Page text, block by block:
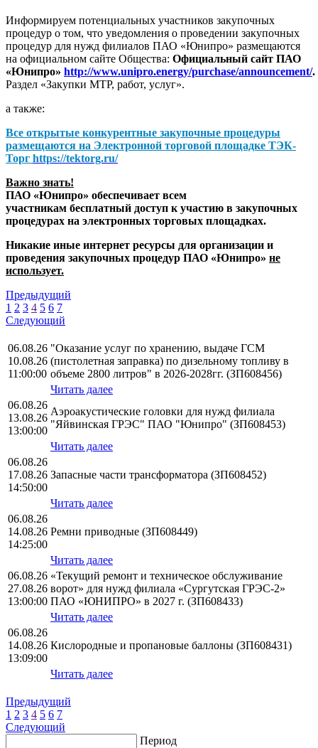
Информируем потенциальных участников закупочных
процедур о том, что уведомления о проведении закупочных
процедур для нужд филиалов ПАО «Юнипро» размещаются
на официальном сайте Общества: Официальный сайт ПАО
«Юнипро» http://www.unipro.energy/purchase/announcement/.
Раздел «Закупки МТР, работ, услуг».
а также:
Все открытые конкурентные закупочные процедуры
размещаются на Электронной торговой площадке ТЭК-
Торг https://tektorg.ru/
Важно знать!
ПАО «Юнипро» обеспечивает всем
участникам бесплатный доступ к участию в закупочных
процедурах на электронных торговых площадках.
Никакие иные интернет ресурсы для организации и
проведения закупочных процедур ПАО «Юнипро» не
использует.
Предыдущий
1 2 3 4 5 6 7
Следующий
06.08.26
10.08.26
11:00:00
"Оказание услуг по хранению, выдаче ГСМ
(пистолетная заправка) по дизельному топливу в
объеме 2800 литров" в 2026-2028гг. (ЗП608456)
Читать далее
06.08.26
13.08.26
13:00:00
Аэроакустические головки для нужд филиала
"Яйвинская ГРЭС" ПАО "Юнипро" (ЗП608453)
Читать далее
06.08.26
17.08.26
14:50:00
Запасные части трансформатора (ЗП608452)
Читать далее
06.08.26
14.08.26
14:25:00
Ремни приводные (ЗП608449)
Читать далее
06.08.26
27.08.26
13:00:00
«Текущий ремонт и техническое обслуживание
ворот» для нужд филиала «Сургутская ГРЭС-2»
ПАО «ЮНИПРО» в 2027 г. (ЗП608433)
Читать далее
06.08.26
14.08.26
13:09:00
Кислородные и пропановые баллоны (ЗП608431)
Читать далее
Предыдущий
1 2 3 4 5 6 7
Следующий
Период